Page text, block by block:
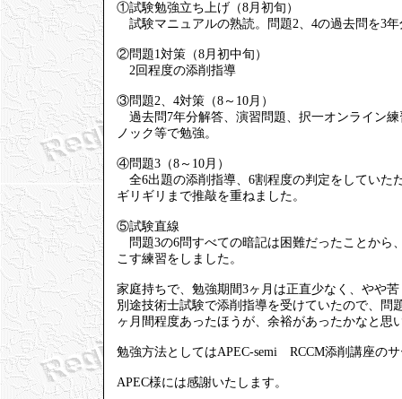
①試験勉強立ち上げ（8月初旬）
試験マニュアルの熟読。問題2、4の過去問を3
②問題1対策（8月初中旬）
2回程度の添削指導
③問題2、4対策（8～10月）
過去問7年分解答、演習問題、択一オンライン
ノック等で勉強。
④問題3（8～10月）
全6出題の添削指導、6割程度の判定をしていた
ギリギリまで推敲を重ねました。
⑤試験直線
問題3の6問すべての暗記は困難だったことから
こす練習をしました。
家庭持ちで、勉強期間3ヶ月は正直少なく、やや
別途技術士試験で添削指導を受けていたので、問
ヶ月間程度あったほうが、余裕があったかなと思
勉強方法としてはAPEC-semi RCCM添削講座の
APEC様には感謝いたします。